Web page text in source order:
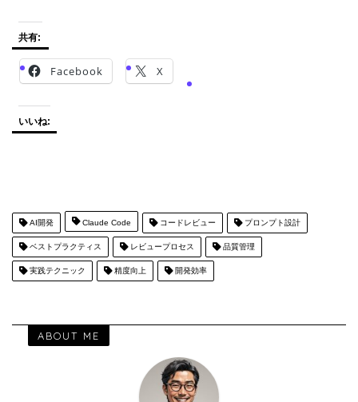
共有:
Facebook X
いいね:
AI開発 Claude Code コードレビュー プロンプト設計
ベストプラクティス レビュープロセス 品質管理
実践テクニック 精度向上 開発効率
ABOUT ME